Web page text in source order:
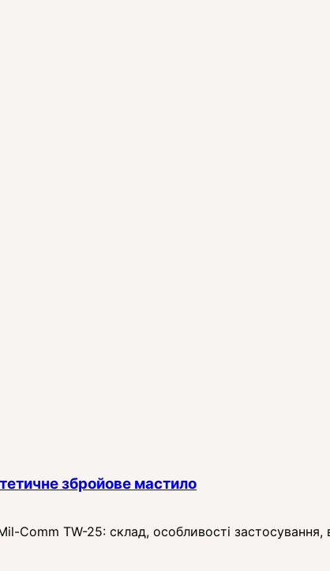
збройове мастило
TW-25: склад, особливості застосування,